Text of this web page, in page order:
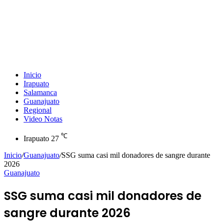
Inicio
Irapuato
Salamanca
Guanajuato
Regional
Video Notas
Irapuato 27 ℃
Inicio/Guanajuato/SSG suma casi mil donadores de sangre durante
2026
Guanajuato
SSG suma casi mil donadores de
sangre durante 2026